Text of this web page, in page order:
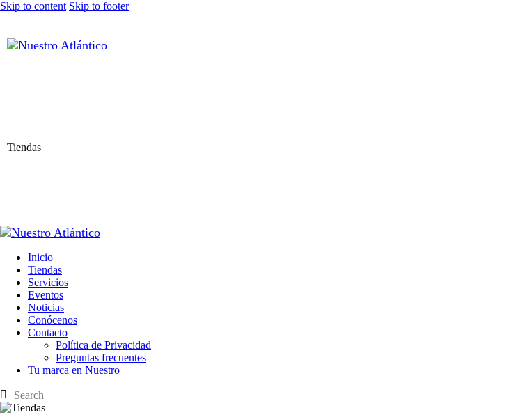
Skip to content Skip to footer
Tiendas
Inicio
Tiendas
Servicios
Eventos
Noticias
Conócenos
Contacto
Política de Privacidad
Preguntas frecuentes
Tu marca en Nuestro